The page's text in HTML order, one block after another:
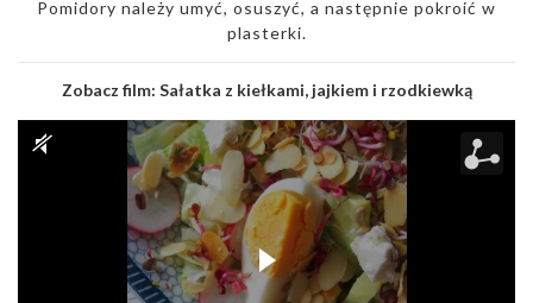
Pomidory należy umyć, osuszyć, a następnie pokroić w
plasterki.
Zobacz film: Sałatka z kiełkami, jajkiem i rzodkiewką